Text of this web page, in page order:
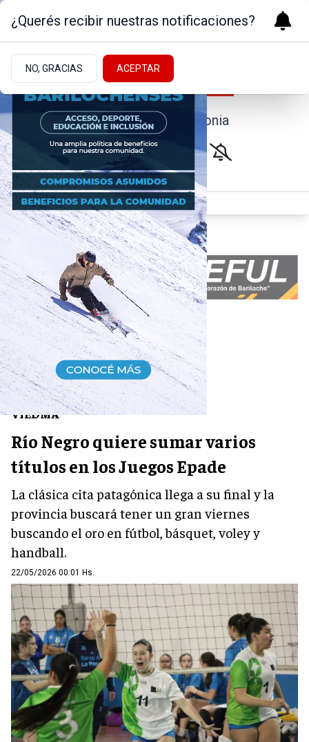
Noticias de la Patagonia
DEPORTES
VIEDMA
Río Negro quiere sumar varios
títulos en los Juegos Epade
La clásica cita patagónica llega a su final y la
provincia buscará tener un gran viernes
buscando el oro en fútbol, básquet, voley y
handball.
22/05/2026 00:01 Hs.
¿Querés recibir nuestras notificaciones?
NO, GRACIAS ACEPTAR